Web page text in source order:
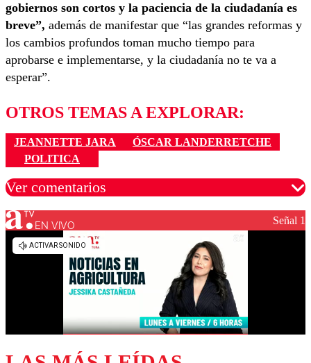
gobiernos son cortos y la paciencia de la ciudadanía es
breve”, además de manifestar que “las grandes reformas y
los cambios profundos toman mucho tiempo para
aprobarse e implementarse, y la ciudadanía no te va a
esperar”.
OTROS TEMAS A EXPLORAR:
JEANNETTE JARA
ÓSCAR LANDERRETCHE
POLITICA
Ver comentarios
Los comentarios son moderados para garantizar un
diálogo respetuoso.
EN VIVO Señal 1